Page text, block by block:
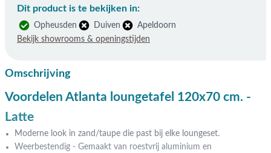
Dit product is te bekijken in:
Opheusden Duiven
Apeldoorn
Bekijk showrooms & openingstijden
Omschrijving
Voordelen Atlanta loungetafel 120x70 cm. -
Latte
Moderne look in zand/taupe die past bij elke loungeset.
Weerbestendig - Gemaakt van roestvrij aluminium en